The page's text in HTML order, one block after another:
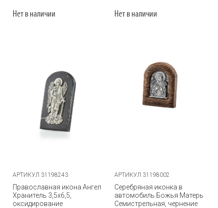
Нет в наличии Нет в наличии
АРТИКУЛ 31198243
Православная икона Ангел
Хранитель 3,5х6,5,
оксидирование
АРТИКУЛ 31198002
Серебряная иконка в
автомобиль Божья Матерь
Семистрельная, чернение